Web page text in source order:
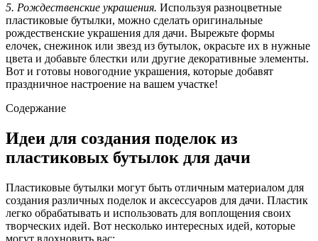
5. Рождественские украшения. Используя разноцветные
пластиковые бутылки, можно сделать оригинальные
рождественские украшения для дачи. Вырежьте формы
елочек, снежинок или звезд из бутылок, окрасьте их в нужные
цвета и добавьте блестки или другие декоративные элементы.
Вот и готовы новогодние украшения, которые добавят
праздничное настроение на вашем участке!
Содержание
Идеи для создания поделок из
пластиковых бутылок для дачи
Пластиковые бутылки могут быть отличным материалом для
создания различных поделок и аксессуаров для дачи. Пластик
легко обрабатывать и использовать для воплощения своих
творческих идей. Вот несколько интересных идей, которые
могут вдохновить вас: